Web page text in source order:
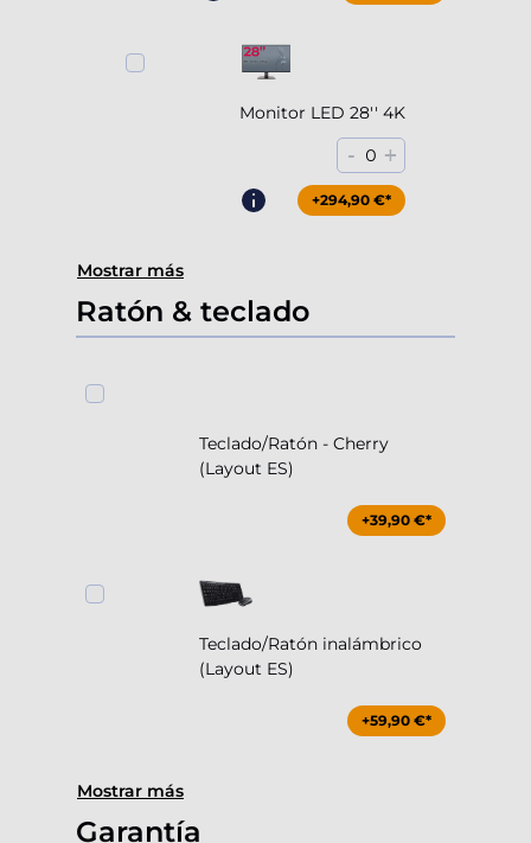
Monitor LED 28'' 4K
- 0 +
+294,90 €*
Mostrar más
Ratón & teclado
Teclado/Ratón - Cherry
(Layout ES)
+39,90 €*
Teclado/Ratón inalámbrico
(Layout ES)
+59,90 €*
Mostrar más
Garantía